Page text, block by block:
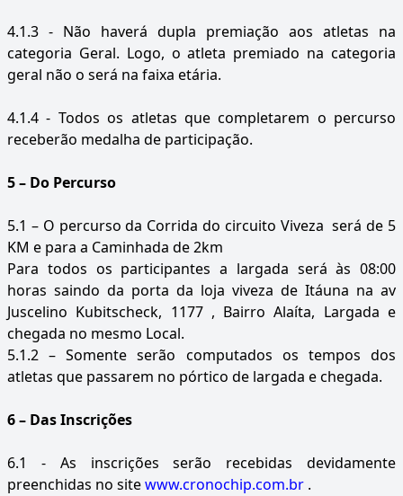
4.1.3 - Não haverá dupla premiação aos atletas na
categoria Geral. Logo, o atleta premiado na categoria
geral não o será na faixa etária.
4.1.4 - Todos os atletas que completarem o percurso
receberão medalha de participação.
5 – Do Percurso
5.1 – O percurso da Corrida do circuito Viveza será de 5
KM e para a Caminhada de 2km
Para todos os participantes a largada será às 08:00
horas saindo da porta da loja viveza de Itáuna na av
Juscelino Kubitscheck, 1177 , Bairro Alaíta, Largada e
chegada no mesmo Local.
5.1.2 – Somente serão computados os tempos dos
atletas que passarem no pórtico de largada e chegada.
6 – Das Inscrições
6.1 - As inscrições serão recebidas devidamente
preenchidas no sitewww.cronochip.com.br .